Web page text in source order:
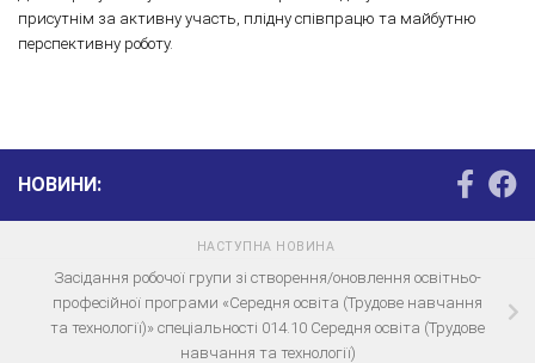
присутнім за активну участь, плідну співпрацю та майбутню
перспективну роботу.
НОВИНИ:
НАСТУПНА НОВИНА
Засідання робочої групи зі створення/оновлення освітньо-
професійної програми «Середня освіта (Трудове навчання
та технології)» спеціальності 014.10 Середня освіта (Трудове
навчання та технології)